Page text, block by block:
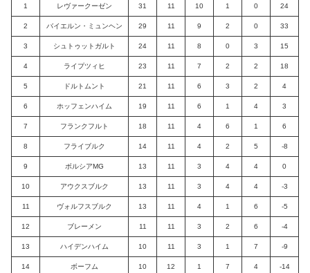
1 レヴァークーゼン 31 11 10 1 0 24
2 バイエルン・ミュンヘン 29 11 9 2 0 33
3 シュトゥットガルト 24 11 8 0 3 15
4 ライプツィヒ 23 11 7 2 2 18
5 ドルトムント 21 11 6 3 2 4
6 ホッフェンハイム 19 11 6 1 4 3
7 フランクフルト 18 11 4 6 1 6
8 フライブルク 14 11 4 2 5 -8
9 ボルシアMG 13 11 3 4 4 0
10 アウクスブルク 13 11 3 4 4 -3
11 ヴォルフスブルク 13 11 4 1 6 -5
12 ブレーメン 11 11 3 2 6 -4
13 ハイデンハイム 10 11 3 1 7 -9
14 ボーフム 10 12 1 7 4 -14